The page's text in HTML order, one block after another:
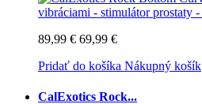
89,99 € 69,99 €
Pridať do košíka Nákupný košík
CalExotics Rock...